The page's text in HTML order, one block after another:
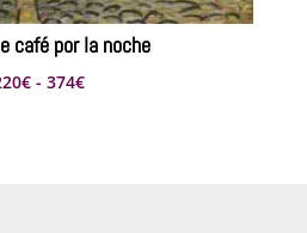
café por la noche
€ - 374€Rango